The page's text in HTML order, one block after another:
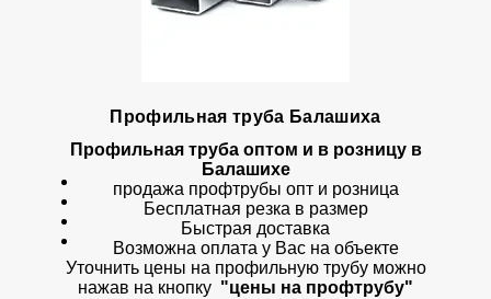
Профильная труба Балашиха
Профильная труба оптом и в розницу в
Балашихе
продажа профтрубы опт и розница
Бесплатная резка в размер
Быстрая доставка
Возможна оплата у Вас на объекте
Уточнить цены на профильную трубу можно
нажав на кнопку "цены на профтрубу"